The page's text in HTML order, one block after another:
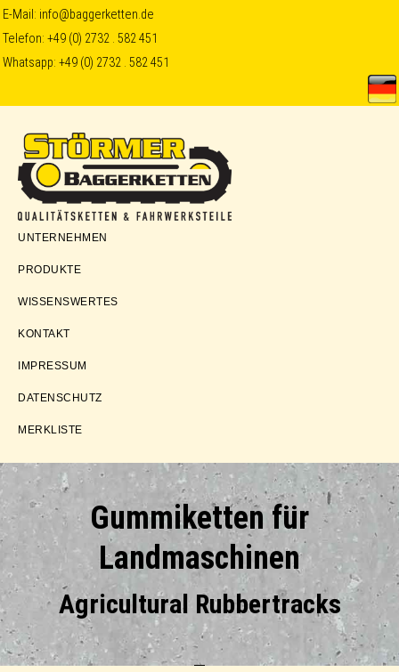
Skip
to
primary
navigation
Skip
to
content
Skip
to
E-Mail: info@baggerketten.de
Telefon:+49 (0) 2732 . 582 451
Whatsapp:+49 (0) 2732 . 582 451
Störmer
UNTERNEHMEN
PRODUKTE
WISSENSWERTES
KONTAKT
IMPRESSUM
DATENSCHUTZ
MERKLISTE
Gummiketten für
Landmaschinen
Agricultural Rubbertracks